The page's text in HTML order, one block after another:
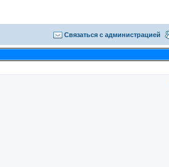
Связаться с администрацией